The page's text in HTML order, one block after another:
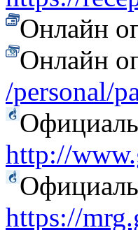
Онлайн
Онлайн
/personal/
http://
https://